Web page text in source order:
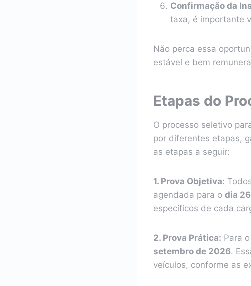
Confirmação da
taxa, é importante
Não perca essa
estável e bem
Etapas do
O processo seletivo
por diferentes etapas,
as etapas a seguir:
1. Prova Objetiva:
agendada para o dia
específicos de cada
2. Prova Prática: Para
setembro de 2026.
veículos, conforme as